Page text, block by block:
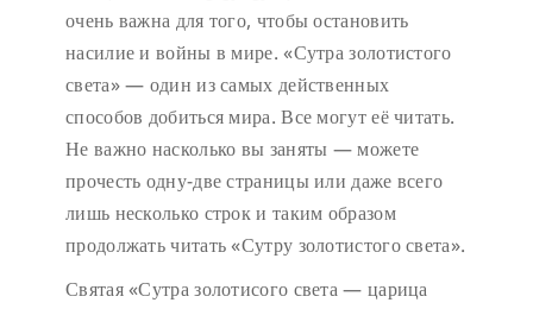
очень важна для того, чтобы остановить
насилие и войны в мире. «Сутра золотистого
света» — один из самых действенных
способов добиться мира. Все могут её читать.
Не важно насколько вы заняты — можете
прочесть одну-две страницы или даже всего
лишь несколько строк и таким образом
продолжать читать «Сутру золотистого света».
Святая «Сутра золотисого света — царица